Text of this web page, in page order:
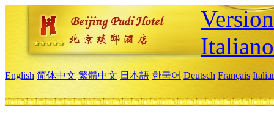
Italiano
English 简体中文 繁體中文 日本語 한국어 Deutsch Français